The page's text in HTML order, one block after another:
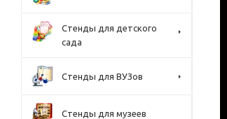
Стенды для детского
сада
Стенды для ВУЗов
Стенды для музеев